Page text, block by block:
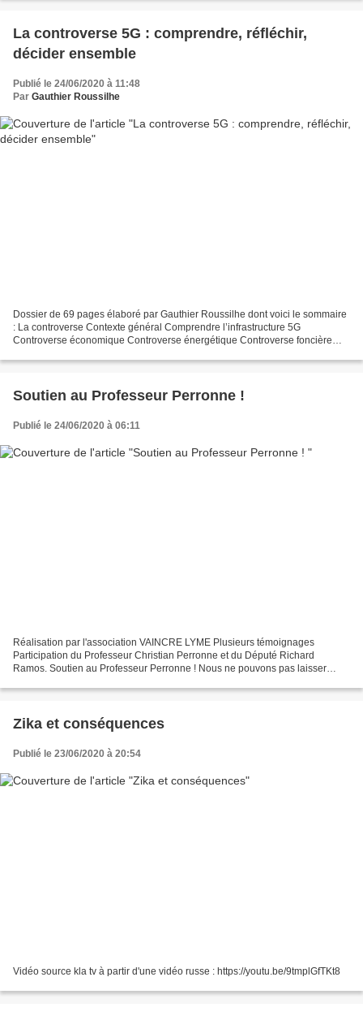
La controverse 5G : comprendre, réfléchir,
décider ensemble
Publié le 24/06/2020 à 11:48
Par Gauthier Roussilhe
Dossier de 69 pages élaboré par Gauthier Roussilhe dont voici le sommaire
: La controverse Contexte général Comprendre l’infrastructure 5G
Controverse économique Controverse énergétique Controverse foncière
Soutien au Professeur Perronne !
Publié le 24/06/2020 à 06:11
Réalisation par l'association VAINCRE LYME Plusieurs témoignages
Participation du Professeur Christian Perronne et du Député Richard
Ramos. Soutien au Professeur Perronne ! Nous ne pouvons pas laisser
Zika et conséquences
Publié le 23/06/2020 à 20:54
Vidéo source kla tv à partir d'une vidéo russe : https://youtu.be/9tmplGfTKt8